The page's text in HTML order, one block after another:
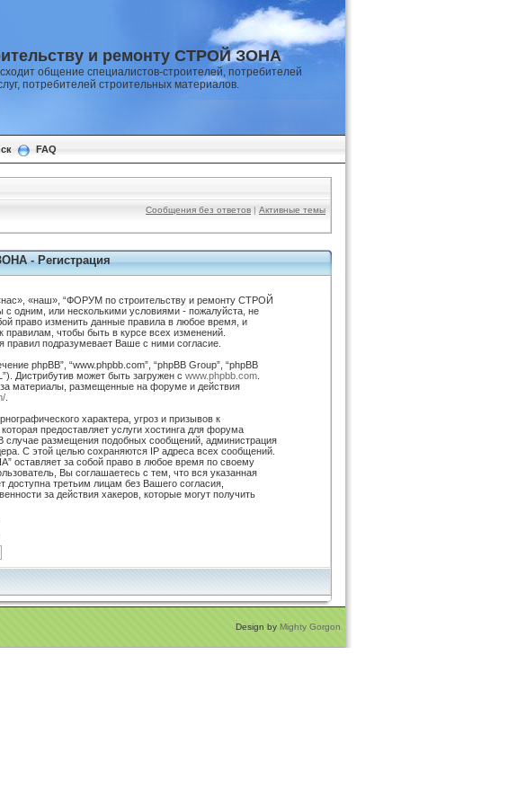
и ремонту СТРОЙ ЗОНА
общение специалистов-строителей, потребителей
потребителей строительных материалов.
FAQ
Сообщения без ответов | Активные темы
- Регистрация
«наш», “ФОРУМ по строительству и ремонту СТРОЙ
одним, или несколькими условиями - пожалуйста, не
право изменить данные правила в любое время, и
чтобы быть в курсе всех изменений.
подразумевает Ваше с ними согласие.
phpBB”, “www.phpbb.com”, “phpBB Group”, “phpBB
Дистрибутив может быть загружен с www.phpbb.com
за материалы, размещенные на форуме и действия
характера, угроз и призывов к
предоставляет услуги хостинга для форума
размещения подобных сообщений, администрация
С этой целью сохраняются IP адреса всех сообщений.
оставляет за собой право в любое время по своему
Вы соглашаетесь с тем, что вся указанная
третьим лицам без Вашего согласия,
за действия хакеров, которые могут получить
Design by Mighty Gorgon